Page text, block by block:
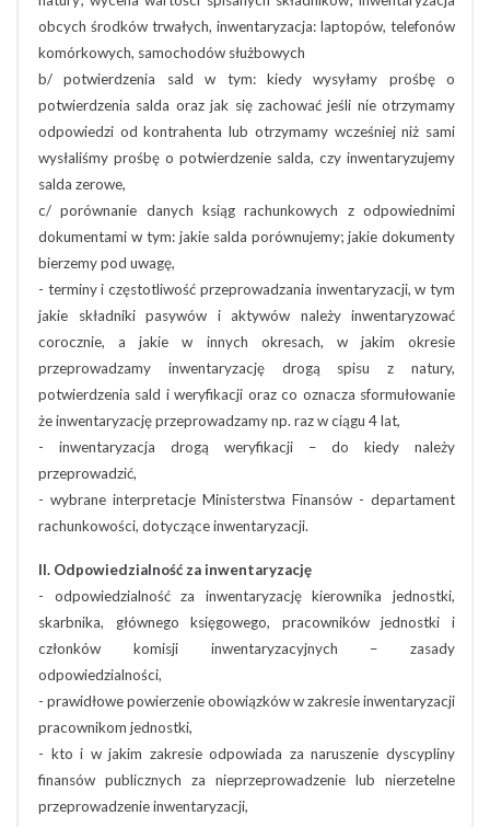
obcych środków trwałych, inwentaryzacja: laptopów, telefonów
komórkowych, samochodów służbowych
b/ potwierdzenia sald w tym: kiedy wysyłamy prośbę o
potwierdzenia salda oraz jak się zachować jeśli nie otrzymamy
odpowiedzi od kontrahenta lub otrzymamy wcześniej niż sami
wysłaliśmy prośbę o potwierdzenie salda, czy inwentaryzujemy
salda zerowe,
c/ porównanie danych ksiąg rachunkowych z odpowiednimi
dokumentami w tym: jakie salda porównujemy; jakie dokumenty
bierzemy pod uwagę,
- terminy i częstotliwość przeprowadzania inwentaryzacji, w tym
jakie składniki pasywów i aktywów należy inwentaryzować
corocznie, a jakie w innych okresach, w jakim okresie
przeprowadzamy inwentaryzację drogą spisu z natury,
potwierdzenia sald i weryfikacji oraz co oznacza sformułowanie
że inwentaryzację przeprowadzamy np. raz w ciągu 4 lat,
- inwentaryzacja drogą weryfikacji – do kiedy należy
przeprowadzić,
- wybrane interpretacje Ministerstwa Finansów - departament
rachunkowości, dotyczące inwentaryzacji.
II. Odpowiedzialność za inwentaryzację
- odpowiedzialność za inwentaryzację kierownika jednostki,
skarbnika, głównego księgowego, pracowników jednostki i
członków komisji inwentaryzacyjnych – zasady
odpowiedzialności,
- prawidłowe powierzenie obowiązków w zakresie inwentaryzacji
pracownikom jednostki,
- kto i w jakim zakresie odpowiada za naruszenie dyscypliny
finansów publicznych za nieprzeprowadzenie lub nierzetelne
przeprowadzenie inwentaryzacji,